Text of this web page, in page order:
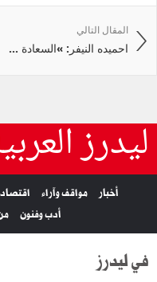
المقال التالي
احميده النيفر: »السعادة ...
ليدرز
أخبار مواقف وآراء اقتصاد
أدب وفنون
في ليدرز